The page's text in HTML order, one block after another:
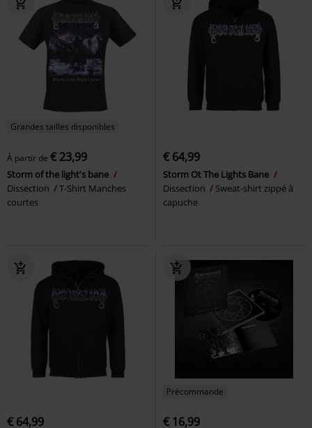
Grandes tailles disponibles
À partir de € 23,99
Storm of the light's bane
Dissection
T-Shirt Manches
courtes
€ 64,99
Storm Ot The Lights Bane
Dissection
Sweat-shirt zippé à
capuche
€ 64,99
Précommande
€ 16,99